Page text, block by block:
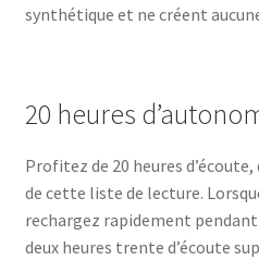
synthétique et ne créent
20 heures
Profitez de 20 heures
de cette liste de lecture.
rechargez rapidement
deux heures trente d’écoute